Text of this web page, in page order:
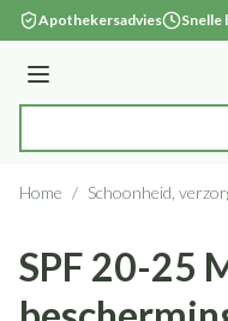
Ga naar de inhoud
Apothekersadvies Snelle
Menu
Home / Schoonheid,
SPF 20-25